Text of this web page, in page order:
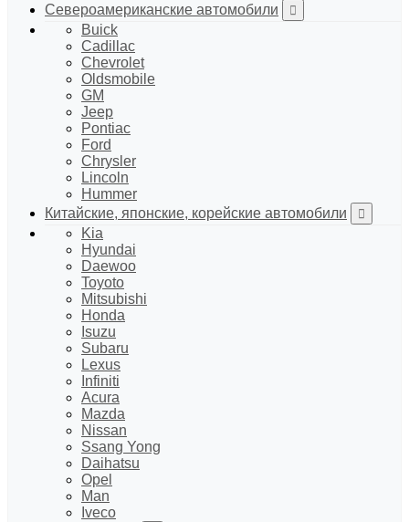
Североамериканские автомобили
Buick
Cadillac
Chevrolet
Oldsmobile
GM
Jeep
Pontiac
Ford
Chrysler
Lincoln
Hummer
Китайские, японские, корейские автомобили
Kia
Hyundai
Daewoo
Toyoto
Mitsubishi
Honda
Isuzu
Subaru
Lexus
Infiniti
Acura
Mazda
Nissan
Ssang Yong
Daihatsu
Opel
Man
Iveco